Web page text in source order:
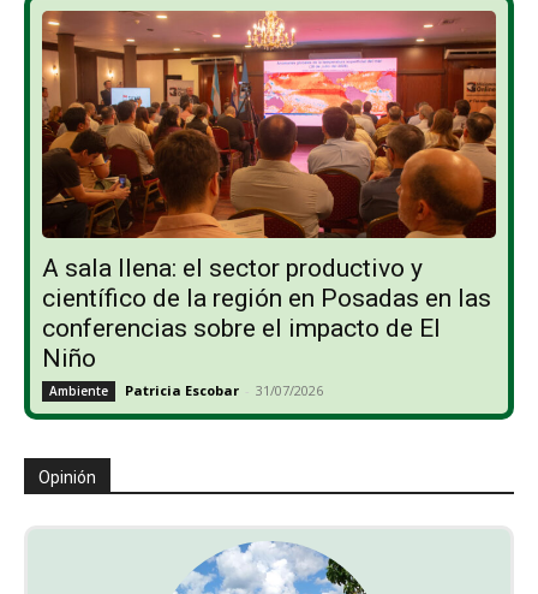
A sala llena: el sector productivo y
científico de la región en Posadas en las
conferencias sobre el impacto de El
Niño
Ambiente Patricia Escobar - 31/07/2026
Opinión